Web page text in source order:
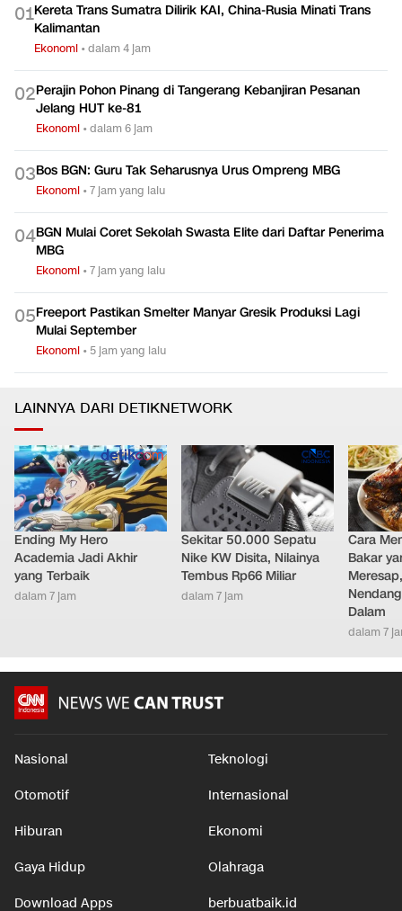
01Kereta Trans Sumatra Dilirik KAI, China-Rusia Minati Trans
Kalimantan
Ekonomi •dalam 4 jam
02Perajin Pohon Pinang di Tangerang Kebanjiran Pesanan
Jelang HUT ke-81
Ekonomi •dalam 6 jam
03Bos BGN: Guru Tak Seharusnya Urus Ompreng MBG
Ekonomi •7 jam yang lalu
04BGN Mulai Coret Sekolah Swasta Elite dari Daftar Penerima
MBG
Ekonomi •7 jam yang lalu
05Freeport Pastikan Smelter Manyar Gresik Produksi Lagi
Mulai September
Ekonomi • 5 jam yang lalu
LAINNYA DARI DETIKNETWORK
Ending My Hero
Academia Jadi Akhir
yang Terbaik
dalam 7 jam
Sekitar 50.000 Sepatu
Nike KW Disita, Nilainya
Tembus Rp66 Miliar
dalam 7 jam
Cara
Bakar
Dalam
dalam 7
Nasional Teknologi
Otomotif Internasional
Hiburan Ekonomi
Gaya Hidup Olahraga
Download Apps berbuatbaik.id